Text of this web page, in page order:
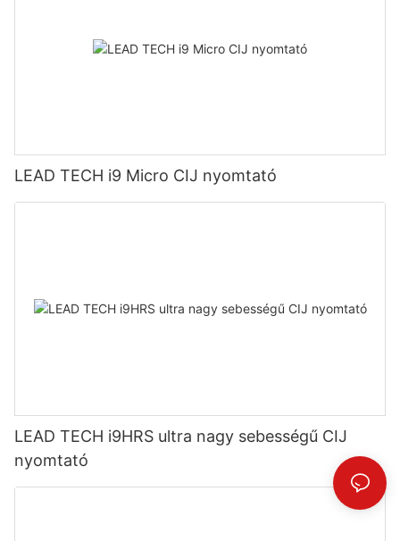
LEAD TECH i9 Micro CIJ nyomtató
LEAD TECH i9HRS ultra nagy sebességű CIJ
nyomtató